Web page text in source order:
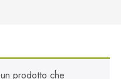
prodotto che